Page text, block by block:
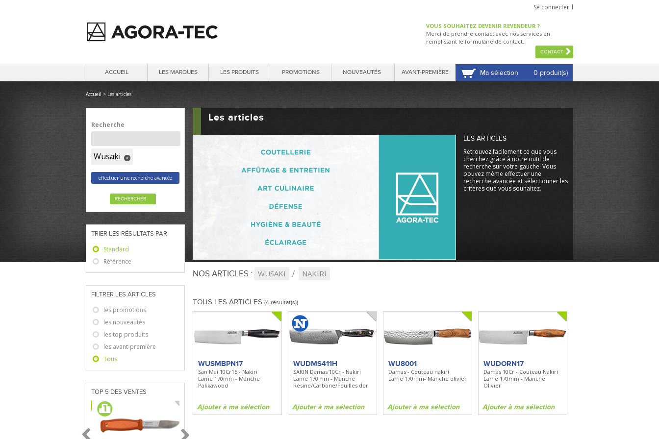
Se connecter
VOUS SOUHAITEZ DEVENIR REVENDEUR ?
Merci de prendre contact avec nos services en
remplissant le formulaire de contact.
CONTACT
ACCUEIL LES MARQUES LES PRODUITS PROMOTIONS NOUVEAUTÉS AVANT-PREMIÈRE Ma sélection 0 produit(s)
Les articles
LES ARTICLES
Retrouvez facilement ce que vous
cherchez grâce à notre outil de
recherche sur votre gauche. Vous
pouvez même effectuer une
recherche avancée et sélectionner les
critères que vous souhaitez.
Accueil > Les articles
Recherche
Wusaki x
effectuer une recherche avancée
RECHERCHER
TRIER LES RÉSULTATS PAR
Standard
Référence
FILTRER LES ARTICLES
les promotions
les nouveautés
les top produits
les avant-première
Tous
TOP 5 DES VENTES
NOS ARTICLES : WUSAKI NAKIRI
TOUS LES ARTICLES (4 résultat(s))
WUSMBPN17
San Mai 10Cr15 - Nakiri
Lame 170mm - Manche
Pakkawood
Ajouter à ma sélection
WUDMS411H
SAKIN Damas 10Cr - Nakiri
Lame 170mm - Manche
Résine/Carbone/Feuilles dor
Ajouter à ma sélection
WU8001
Damas - Couteau nakiri
Lame 170mm- Manche olivier
Ajouter à ma sélection
WUDORN17
Damas 10Cr - Couteau Nakiri
Lame 170mm - Manche
Olivier
Ajouter à ma sélection